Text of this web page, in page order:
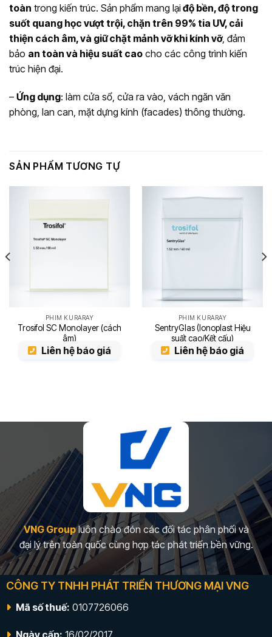
toàn trong kiến trúc. Sản phẩm mang lại độ bền, độ trong
suốt quang học vượt trội, chặn trên 99% tia UV, cải
thiện cách âm, và giữ chặt mảnh vỡ khi kính vỡ, đảm
bảo an toàn và hiệu suất cao cho các công trình kiến
trúc hiện đại.
– Ứng dụng: làm cửa sổ, cửa ra vào, vách ngăn văn
phòng, lan can, mặt dựng kính (facades) thông thường.
SẢN PHẨM TƯƠNG TỰ
PHIM KURARAY
Trosifol SC Monolayer (cách
âm)
Liên hệ báo giá
PHIM KURARAY
SentryGlas (Ionoplast Hiệu
suất cao/Kết cấu)
Liên hệ báo giá
VNG Groupluôn chào đón các đối tác phân phối và
đại lý trên toàn quốc cùng hợp tác phát triển bền vững.
CÔNG TY TNHH PHÁT TRIỂN THƯƠNG MẠI VNG
Mã số thuế: 0107726066